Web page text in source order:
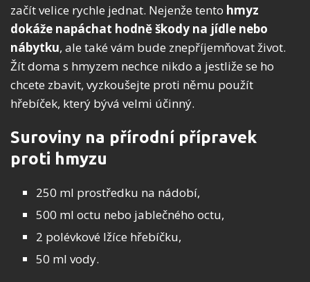
začít velice rychle jednat. Nejenže tento hmyz
dokáže napáchat hodně škody na jídle nebo
nábytku, ale také vám bude znepříjemňovat život.
Žít doma s hmyzem nechce nikdo a jestliže se ho
chcete zbavit, vyzkoušejte proti němu použít
hřebíček, který bývá velmi účinný.
Suroviny na přírodní přípravek
proti hmyzu
250 ml prostředku na nádobí,
500 ml octu nebo jablečného octu,
2 polévkové lžíce hřebíčku,
50 ml vody.